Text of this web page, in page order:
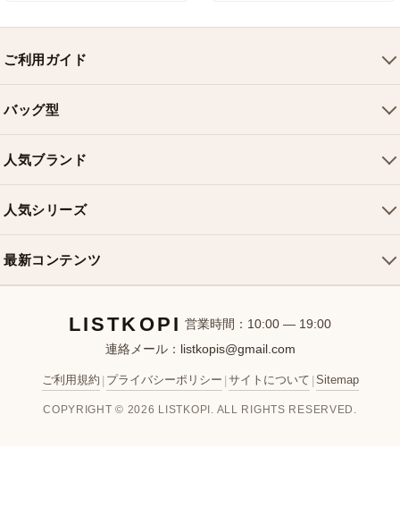
ご利用ガイド
ご利用ガイド
配送について
返品・交換
お問い合わせ
バッグ型
ショルダーバッグ
クロスボディバッグ
ミニバッグ
バケットバッグ
人気ブランド
シャネルバッグ
ディオールバッグ
人気シリーズ
ネヴァーフルバッグ
最新コンテンツ
新着アイテム
ブランドカテゴリ
お客様レビュー
LISTKOPI 営業時間：10:00 — 19:00
連絡メール： listkopis@gmail.com
ご利用規約 | プライバシーポリシー | サイトについて | Sitemap
COPYRIGHT © 2026 LISTKOPI. ALL RIGHTS RESERVED.